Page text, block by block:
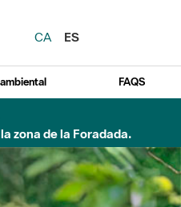
CA
ES
FAQS
zona de la Foradada.